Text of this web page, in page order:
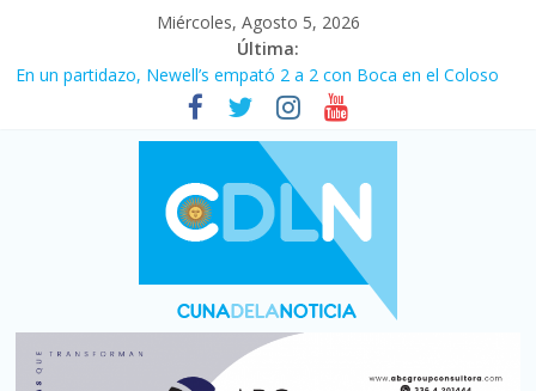
Miércoles, Agosto 5, 2026
Última:
Pullaro mejora sus relaciones con el Gobierno nacional
En un partidazo, Newell’s empató 2 a 2 con Boca en el Coloso
Vacaciones de invierno con más movimiento y consumo
turístico: 4,6 millones de personas viajaron por el país, un 5,9%
Fuerte caída de la venta de autos usados en julio: bajó un 12,6%
Central venció 1 a 0 al River de Coudet en el Monumental